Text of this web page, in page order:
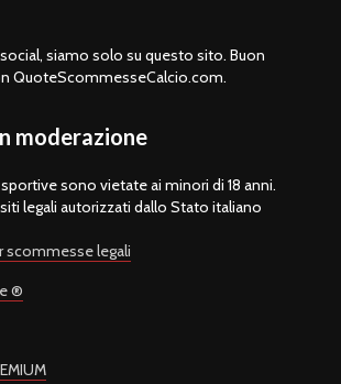
siamo solo su questo sito. Buon
QuoteScommesseCalcio.com.
moderazione
sono vietate ai minori di 18 anni.
legali autorizzati dallo Stato italiano
scommesse legali
®